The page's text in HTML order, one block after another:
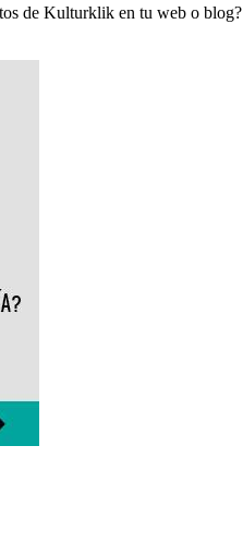
de Kulturklik en tu web o blog?